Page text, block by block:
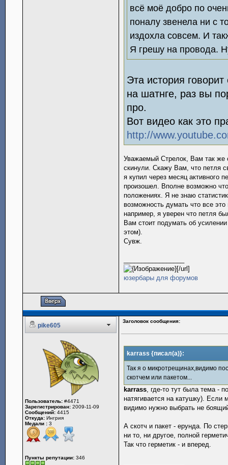
всё моё добро по
поналу звенела ни с
издохла совсем. И
Я грешу на провода.
Эта история
на шатнге, раз вы
про.
Вот видео как это
http://
Уважаемый Стрелок, Вам так же
скинули. Скажу Вам, что петля
я купил через месяц активного
произошел. Вполне возможно
положениях. Я не знаю
возможность думать что все
например, я уверен что петля
Вам стоит подумать об
этом).
Сувж.
[/url]
юзербары для форумов
pike605
Заголовок сообщения:
Пользователь: #4471
Зарегистрирован: 2009-11-09
Сообщений: 4415
Откуда: Ингрия
Медали : 3
Пункты репутации: 346
karrass {писал(а)}:
Так я о микротрещинах,видимо
скотчем или пакетом...
karrass, где-то тут была тема -
натягивается на катушку).
видимо нужно выбрать не
А скотч и пакет - ерунда. По
ни то, ни другое, полной
Так что герметик - и вперед.